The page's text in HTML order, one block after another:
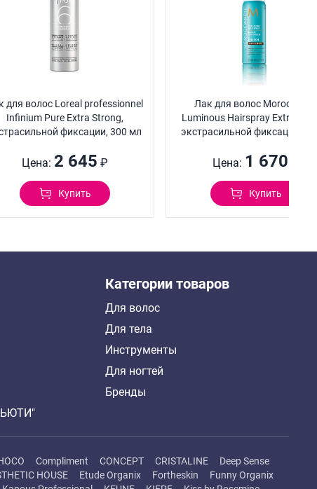
для волос Loreal professionnel
Infinium Pure Extra Strong,
фиксации, 300 мл
Цена: 2 645 ₽
Купить
Лак для волос Moroccanoil
Luminous Hairspray Extra
экстрасильной фиксации,
Цена: 1 670
Купить
Категории товаров
Для волос
Для тела
Инструменты
Для ногтей
Бренды
Compliment CONCEPT CRISTALINE
Deep Sense
HOUSE Etude Organix Fortheskin
Funny Organix